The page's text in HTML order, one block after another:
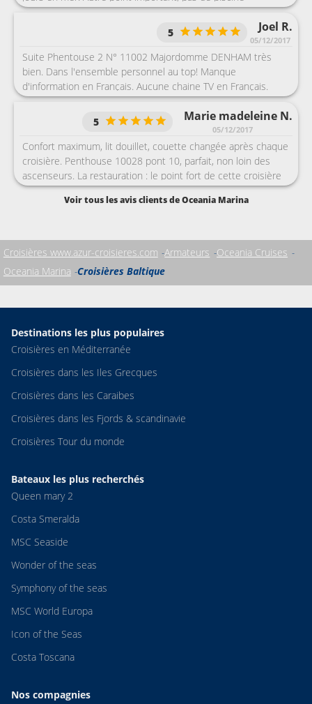
d’intérieure pour se relaxer en cas de mauvais temps
Joel R.
05/12/2017
5
Suite Phentouse 2 N° 11002 Majordomme DENHAM très
bien. Dans l'ensemble personnel au top! Manque
d'information en Français. Aucune chaine TV en Français.
Marie madeleine N.
05/12/2017
5
Confort maximum, lit douillet, couette changée après chaque
croisière. Penthouse 10028 pont 10, parfait, non loin des
ascenseurs. La restauration : le point fort de cette croisière
+++++, c’est presque l’overdose, en plus du grand dining
room, il y a le Jacques, cuisine française ( mais adaptée au
asiatique. Nous avons été 2X dans chaque. Le tout parfait sur
début du repas. Par contre l’animation....du classique , violon
coursives étaient habituellement vides, on se demandait où
Anglais indispensable, bien que les menus puissent être
demandés en français,. Moyenne d’ âge élevée. N’est pas
adapté pour les enfants.
Voir tous les avis clients de Oceania Marina
Croisières www.azur-croisieres.com Armateurs Oceania Cruises
Oceania Marina Croisières Baltique
Destinations les plus populaires
Croisières en Méditerranée
Croisières dans les Iles Grecques
Croisières dans les Caraibes
Croisières dans les Fjords & scandinavie
Croisières Tour du monde
Bateaux les plus recherchés
Queen mary 2
Costa Smeralda
MSC Seaside
Wonder of the seas
Symphony of the seas
MSC World Europa
Icon of the Seas
Costa Toscana
Nos compagnies